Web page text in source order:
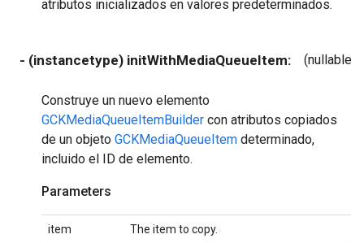
atributos inicializados en valores predeterminados.
- (instancetype) initWithMediaQueueItem: (nullable
Construye un nuevo elemento
GCKMediaQueueItemBuilder con atributos copiados
de un objeto GCKMediaQueueItem determinado,
incluido el ID de elemento.
Parameters
item The item to copy.